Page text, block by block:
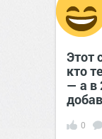
Этот
кто
— а в
0